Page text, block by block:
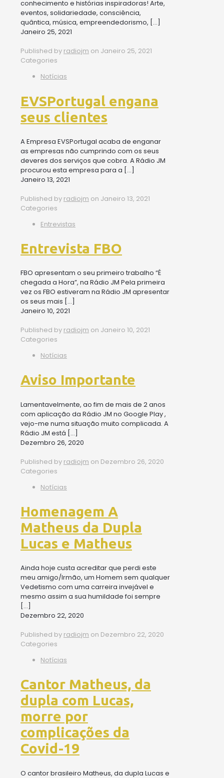
conhecimento e histórias inspiradoras! Arte,
eventos, solidariedade, consciência,
quântica, música, empreendedorismo, […]
Janeiro 25, 2021
Published by radiojm on Janeiro 25, 2021
Categories
Notícias
EVSPortugal engana
seus clientes
A Empresa EVSPortugal acaba de enganar
as empresas não cumprindo com os seus
deveres dos serviços que cobra. A Rádio JM
procurou esta empresa para a […]
Janeiro 13, 2021
Published by radiojm on Janeiro 13, 2021
Categories
Entrevistas
Entrevista FBO
FBO apresentam o seu primeiro trabalho “É
chegada a Hora”, na Rádio JM Pela primeira
vez os FBO estiveram na Rádio JM apresentar
os seus mais […]
Janeiro 10, 2021
Published by radiojm on Janeiro 10, 2021
Categories
Notícias
Aviso Importante
Lamentavelmente, ao fim de mais de 2 anos
com aplicação da Rádio JM no Google Play ,
vejo-me numa situação muito complicada. A
Rádio JM está […]
Dezembro 26, 2020
Published by radiojm on Dezembro 26, 2020
Categories
Notícias
Homenagem A
Matheus da Dupla
Lucas e Matheus
Ainda hoje custa acreditar que perdi este
meu amigo/Irmão, um Homem sem qualquer
Vedetismo com uma carreira invejável e
mesmo assim a sua humildade foi sempre
[…]
Dezembro 22, 2020
Published by radiojm on Dezembro 22, 2020
Categories
Notícias
Cantor Matheus, da
dupla com Lucas,
morre por
complicações da
Covid-19
O cantor brasileiro Matheus, da dupla Lucas e